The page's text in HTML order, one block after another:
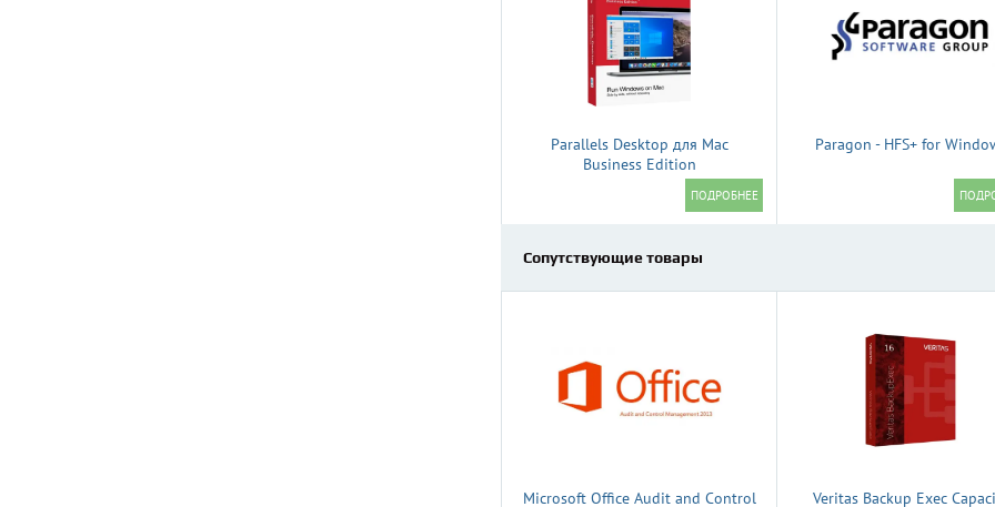
Parallels Desktop для Mac
Business Edition
Paragon - HFS+ for
Сопутствующие товары
Microsoft Office Audit and Control
Veritas Backup Exec